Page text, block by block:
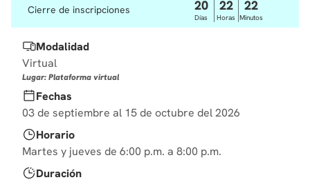
derecho
Cierre de inscripciones 20
Días
22
Horas
22
Minutos
Modalidad
Virtual
Lugar: Plataforma virtual
Fechas
03 de septiembre al 15 de octubre del 2026
Horario
Martes y jueves de 6:00 p.m. a 8:00 p.m.
Duración